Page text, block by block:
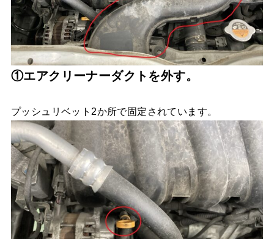
①エアクリーナーダクトを外す。
プッシュリベット2か所で固定されています。